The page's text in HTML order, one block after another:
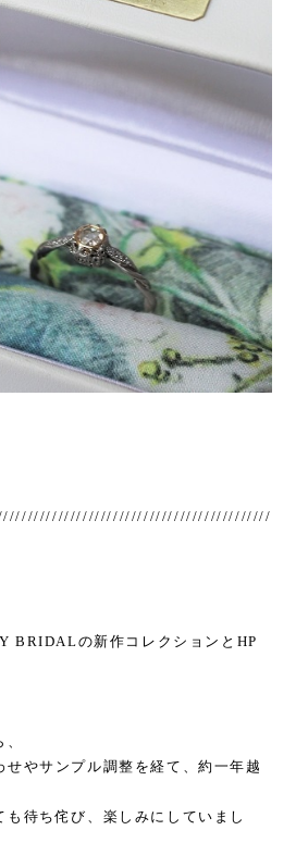
BRIDALの新作コレクションとHP
やサンプル調整を経て、約一年越
待ち侘び、楽しみにしていまし